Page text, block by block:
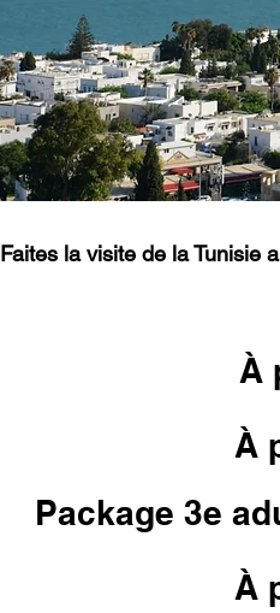
Faites la visite de la Tunisie
À
À
Package 3e
À